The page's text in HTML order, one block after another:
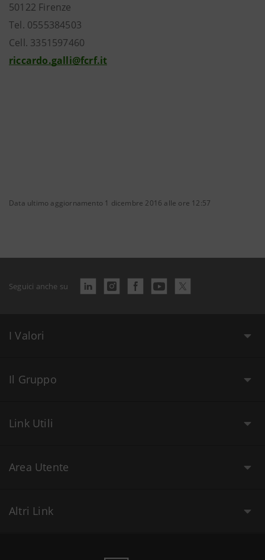
50122 Firenze
Tel. 0555384503
Cell. 3351597460
riccardo.galli@fcrf.it
Data ultimo aggiornamento 1 dicembre 2016 alle ore 12:57
Seguici anche su
I Valori
Il Gruppo
Link Utili
Area Utente
Altri Link